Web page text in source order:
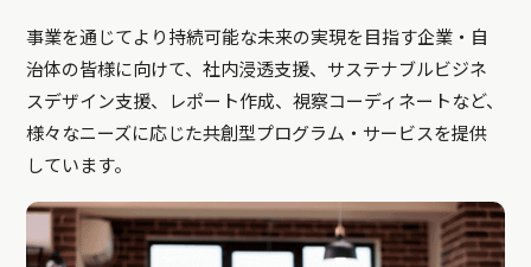
事業を通じてより持続可能な未来の実現を目指す企業・自
治体の皆様に向けて、社内浸透支援、サステナブルビジネ
スデザイン支援、レポート作成、視察コーディネートなど、
様々なニーズに応じた共創型プログラム・サービスを提供
しています。